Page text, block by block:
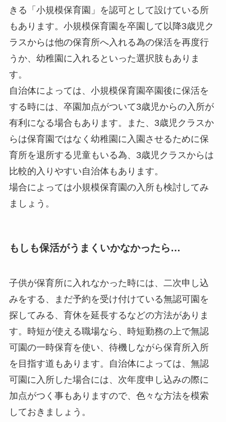
きる「小規模保育園」を認可として設けている所
もあります。小規模保育園を卒園して以降3歳児ク
ラスからは他の保育所へ入れる為の保活を再度行
うか、幼稚園に入れるといった選択肢もありま
す。
自治体によっては、小規模保育園卒園後に保活を
する時には、卒園加点がついて3歳児からの入所が
有利になる場合もあります。また、3歳児クラスか
らは保育園ではなく幼稚園に入園させるために保
育所を退所する児童もいる為、3歳児クラスからは
比較的入りやすい自治体もあります。
場合によっては小規模保育園の入所も検討してみ
ましょう。
もしも保活がうまくいかなかったら…
子供が保育所に入れなかった時には、二次申し込
みをする、まだ予約を受け付けている無認可園を
探してみる、育休を延長するなどの方法がありま
す。時短が使える職場なら、時短勤務の上で無認
可園の一時保育を使い、待機しながら保育所入所
を目指す道もあります。自治体によっては、無認
可園に入所した場合には、次年度申し込みの際に
加点がつく事もありますので、色々な方法を模索
しておきましょう。